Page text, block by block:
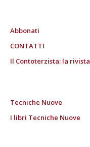
Abbonati
CONTATTI
Il Contoterzista: la rivista
Tecniche Nuove
I libri Tecniche Nuove